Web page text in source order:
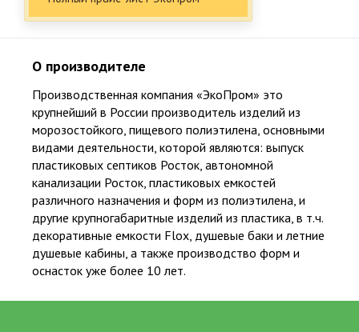
Официальный представитель крупнейших и проверенных
производителей
25
от 5 до 25 лет официальной гарантии на работы и изделия
О производителе
Производственная компания «ЭкоПром» это
крупнейший в России производитель изделий из
морозостойкого, пищевого полиэтилена, основными
видами деятельности, которой являются: выпуск
пластиковых септиков Росток, автономной
канализации Росток, пластиковых емкостей
различного назначения и форм из полиэтилена, и
другие крупногабаритные изделий из пластика, в т.ч.
декоративные емкости Flox, душевые баки и летние
душевые кабины, а также производство форм и
оснасток уже более 10 лет.